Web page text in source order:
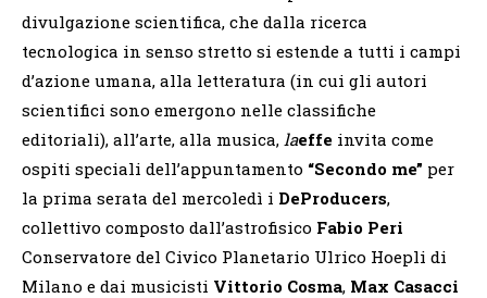
divulgazione scientifica, che dalla ricerca
tecnologica in senso stretto si estende a tutti i campi
d’azione umana, alla letteratura (in cui gli autori
scientifici sono emergono nelle classifiche
editoriali), all’arte, alla musica, laeffe invita come
ospiti speciali dell’appuntamento “Secondo me” per
la prima serata del mercoledì i DeProducers,
collettivo composto dall’astrofisico Fabio Peri
Conservatore del Civico Planetario Ulrico Hoepli di
Milano e dai musicisti Vittorio Cosma, Max Casacci